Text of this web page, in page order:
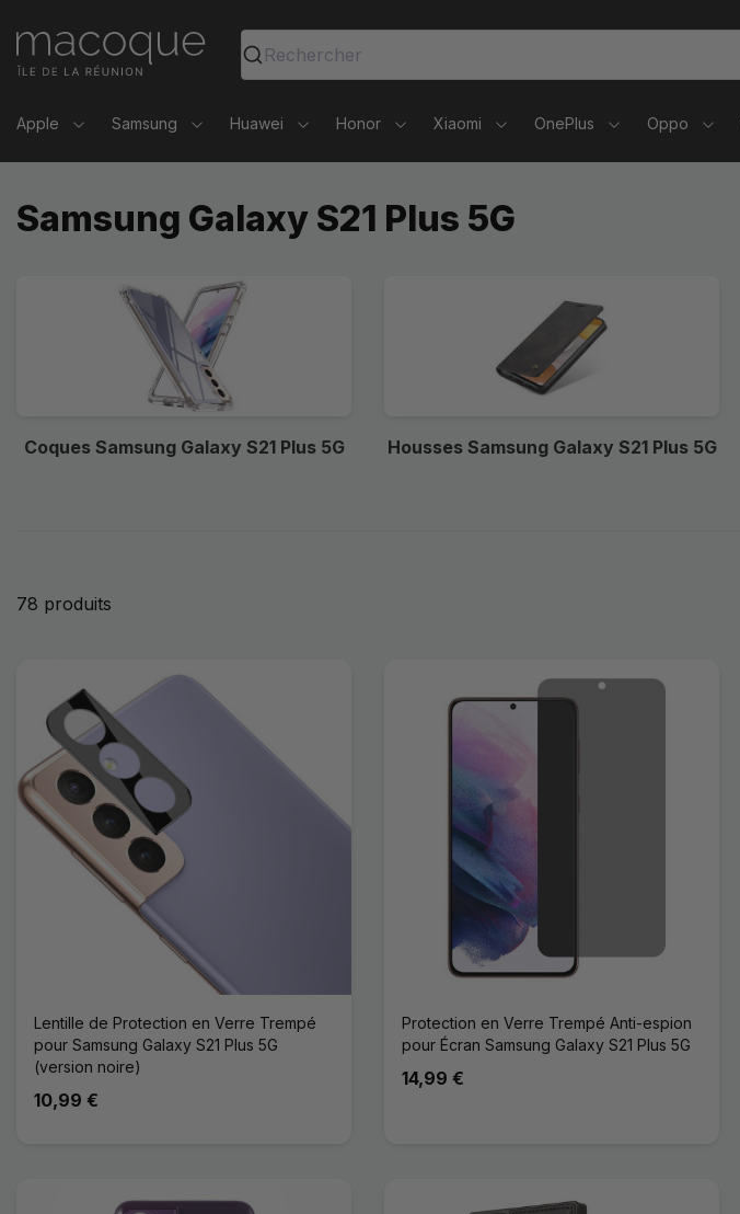
Ma Coque - Coques et Accessoires pour smartphones et tablettes
Rechercher
Apple Samsung Huawei Honor Xiaomi OnePlus Oppo
Samsung Galaxy S21 Plus 5G
Coques Samsung Galaxy S21 Plus 5G Housses Samsung Galaxy S21 Plus 5G
78 produits
Lentille de Protection en Verre Trempé
pour Samsung Galaxy S21 Plus 5G
(version noire)
10,99 €
Protection en Verre Trempé Anti-espion
pour Écran Samsung Galaxy S21 Plus 5G
14,99 €